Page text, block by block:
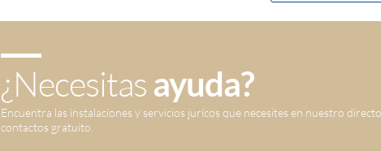
¿Necesitasayuda?
Encuentra las instalaciones y servicios jurícos que necesites en nuestro
contactos gratuito.